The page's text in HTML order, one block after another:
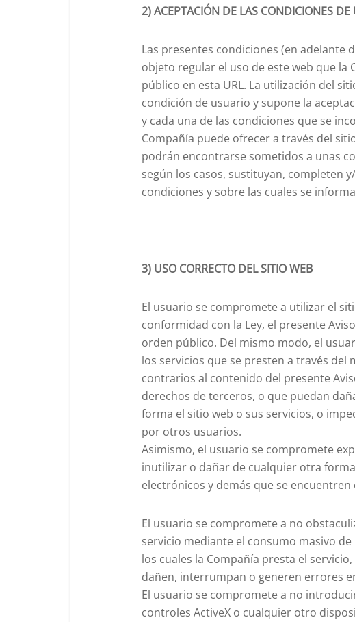
2) ACEPTACIÓN DE LAS CONDICIONES DE
Las presentes condiciones (en adelante
objeto regular el uso de este web que la
público en esta URL. La utilización del
condición de usuario y supone la
y cada una de las condiciones que se
Compañía puede ofrecer a través del
podrán encontrarse sometidos a unas
según los casos, sustituyan, completen
condiciones y sobre las cuales se
3) USO CORRECTO DEL SITIO WEB
El usuario se compromete a utilizar el
conformidad con la Ley, el presente
orden público. Del mismo modo, el
los servicios que se presten a través del
contrarios al contenido del presente
derechos de terceros, o que puedan
forma el sitio web o sus servicios, o
por otros usuarios.
Asimismo, el usuario se compromete
inutilizar o dañar de cualquier otra
electrónicos y demás que se
El usuario se compromete a no
servicio mediante el consumo masivo
los cuales la Compañía presta el
dañen, interrumpan o generen errores
El usuario se compromete a no
controles ActiveX o cualquier otro